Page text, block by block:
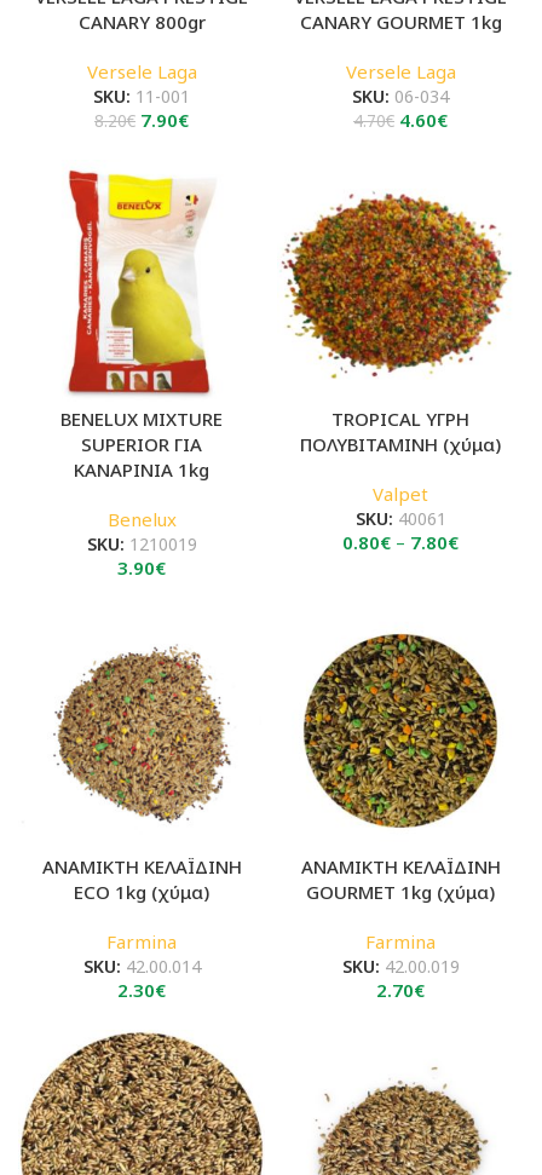
CANARY 800gr
Versele Laga
SKU: 11-001
8.20€ Original
8.20€.
7.90€Η
είναι:
7.90€.
CANARY GOURMET 1kg
Versele Laga
SKU: 06-034
4.70€ Original
4.70€.
4.60€Η
4.60€.
BENELUX MIXTURE
SUPERIOR ΓΙΑ
ΚΑΝΑΡΙΝΙΑ 1kg
Benelux
SKU: 1210019
3.90€
TROPICAL ΥΓΡΗ
ΠΟΛΥΒΙΤΑΜΙΝΗ (χύμα)
Valpet
SKU: 40061
0.80€ – 7.80€Price
ΑΝΑΜΙΚΤΗ ΚΕΛΑΪΔΙΝΗ
ECO 1kg (χύμα)
Farmina
SKU: 42.00.014
2.30€
ΑΝΑΜΙΚΤΗ ΚΕΛΑΪΔΙΝΗ
GOURMET 1kg (χύμα)
Farmina
SKU: 42.00.019
2.70€